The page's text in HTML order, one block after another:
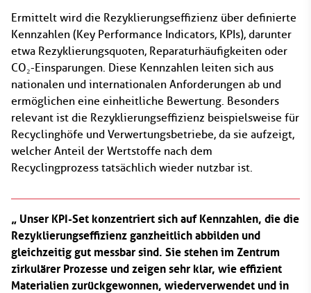
Ermittelt wird die Rezyklierungseffizienz über definierte
Kennzahlen (Key Performance Indicators, KPIs), darunter
etwa Rezyklierungsquoten, Reparaturhäufigkeiten oder
CO₂-Einsparungen. Diese Kennzahlen leiten sich aus
nationalen und internationalen Anforderungen ab und
ermöglichen eine einheitliche Bewertung. Besonders
relevant ist die Rezyklierungseffizienz beispielsweise für
Recyclinghöfe und Verwertungsbetriebe, da sie aufzeigt,
welcher Anteil der Wertstoffe nach dem
Recyclingprozess tatsächlich wieder nutzbar ist.
Unser KPI-Set konzentriert sich auf Kennzahlen, die die
Rezyklierungseffizienz ganzheitlich abbilden und
gleichzeitig gut messbar sind. Sie stehen im Zentrum
zirkulärer Prozesse und zeigen sehr klar, wie effizient
Materialien zurückgewonnen, wiederverwendet und in